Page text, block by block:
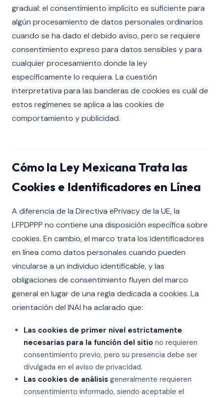
gradual: el consentimiento implícito es suficiente para
algún procesamiento de datos personales ordinarios
cuando se ha dado el debido aviso, pero se requiere
consentimiento expreso para datos sensibles y para
cualquier procesamiento donde la ley
específicamente lo requiera. La cuestión
interpretativa para las banderas de cookies es cuál de
estos regímenes se aplica a las cookies de
comportamiento y publicidad.
Cómo la Ley Mexicana Trata las
Cookies e Identificadores en Línea
A diferencia de la Directiva ePrivacy de la UE, la
LFPDPPP no contiene una disposición específica sobre
cookies. En cambio, el marco trata los identificadores
en línea como datos personales cuando pueden
vincularse a un individuo identificable, y las
obligaciones de consentimiento fluyen del marco
general en lugar de una regla dedicada a cookies. La
orientación del INAI ha aclarado que:
Las cookies de primer nivel estrictamente
necesarias para la función del sitio no requieren
consentimiento previo, pero su presencia debe ser
divulgada en el aviso de privacidad.
Las cookies de análisis generalmente requieren
consentimiento informado, siendo aceptable el